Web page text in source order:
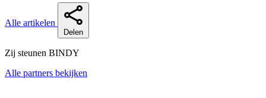
Alle artikelen
Delen
Zij steunen BINDY
Alle partners bekijken